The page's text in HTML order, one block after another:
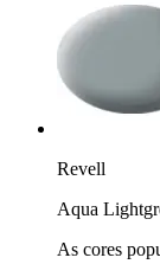
Revell
Aqua
As cores